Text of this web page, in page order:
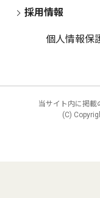
採用情報
個人情報保
当サイト内に掲載
(C)